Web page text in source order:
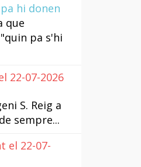
hi donen
que
pa s'hi
22-07-2026
S. Reig a
sempre...
el 22-07-